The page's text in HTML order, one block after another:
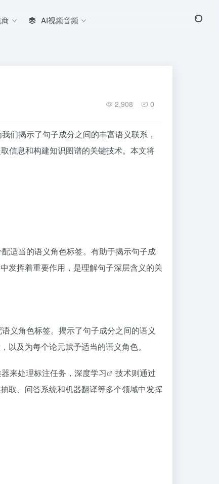
AI视频音频
2,908 0
们揭示了句子成分之间的丰富语义联系，
信息和构建知识图谱的关键技术。本文将
适当的语义角色标签。有助于揭示句子成
发挥着重要作用，是理解句子深层含义的关
义角色标签。揭示了句子成分之间的语义
及为每个论元赋予适当的语义角色。
来处理标注任务， 深度学习
技术则通过
取、问答系统和机器翻译等多个领域中发挥